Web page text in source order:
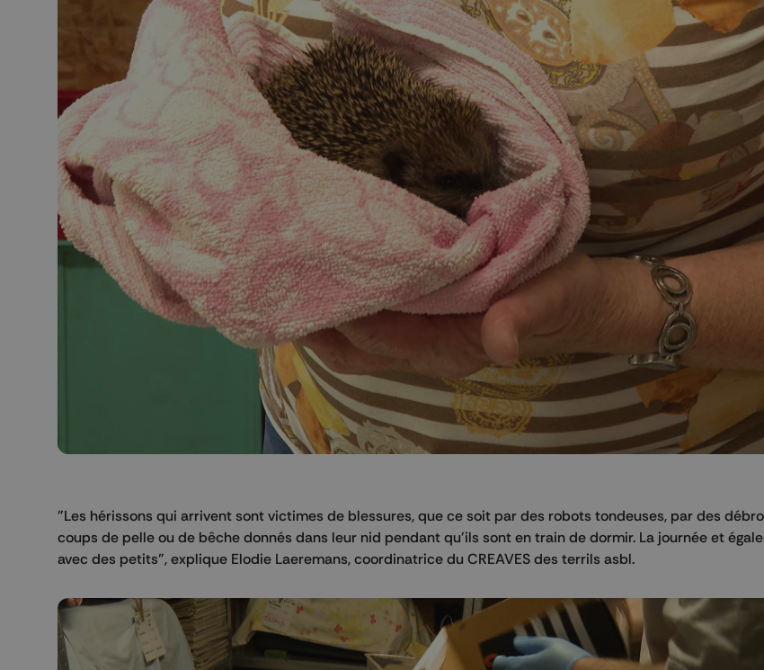
"Les hérissons qui arrivent sont victimes de blessures, que ce soit par des robots tondeuses, par des
coups de pelle ou de bêche donnés dans leur nid pendant qu'ils sont en train de dormir. La journée et
avec des petits", explique Elodie Laeremans, coordinatrice du CREAVES des terrils asbl.